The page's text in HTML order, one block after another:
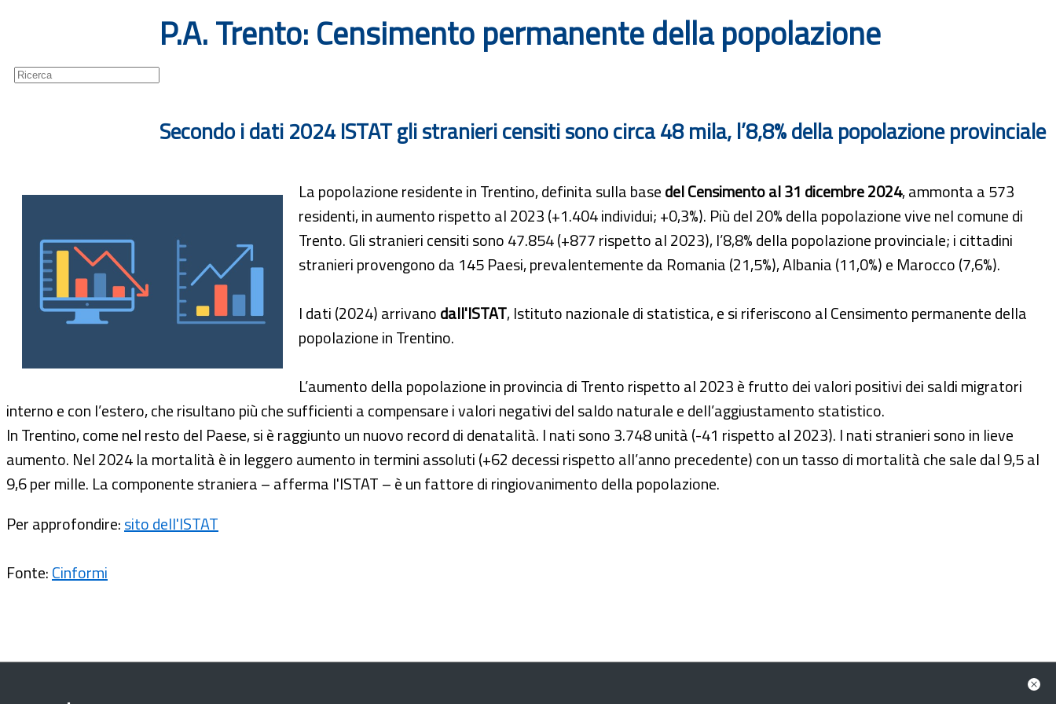
P.A. Trento: Censimento permanente della popolazione
Secondo i dati 2024 ISTAT gli stranieri censiti sono circa 48 mila, l’8,8% della popolazione provinciale
La popolazione residente in Trentino, definita sulla basedel Censimento al 31 dicembre 2024, ammonta a 573
residenti, in aumento rispetto al 2023 (+1.404 individui; +0,3%). Più del 20% della popolazione vive nel comune di
Trento. Gli stranieri censiti sono 47.854 (+877 rispetto al 2023), l’8,8% della popolazione provinciale; i cittadini
stranieri provengono da 145 Paesi, prevalentemente da Romania (21,5%), Albania (11,0%) e Marocco (7,6%).
I dati (2024) arrivanodall'ISTAT, Istituto nazionale di statistica, e si riferiscono al Censimento permanente della
popolazione in Trentino.
L’aumento della popolazione in provincia di Trento rispetto al 2023 è frutto dei valori positivi dei saldi migratori
interno e con l’estero, che risultano più che sufficienti a compensare i valori negativi del saldo naturale e dell’aggiustamento statistico.
In Trentino, come nel resto del Paese, si è raggiunto un nuovo record di denatalità. I nati sono 3.748 unità (-41 rispetto al 2023). I nati stranieri sono in lieve
aumento. Nel 2024 la mortalità è in leggero aumento in termini assoluti (+62 decessi rispetto all’anno precedente) con un tasso di mortalità che sale dal 9,5 al
9,6 per mille. La componente straniera – afferma l'ISTAT – è un fattore di ringiovanimento della popolazione.
Per approfondire:sito dell'ISTAT
Fonte:Cinformi